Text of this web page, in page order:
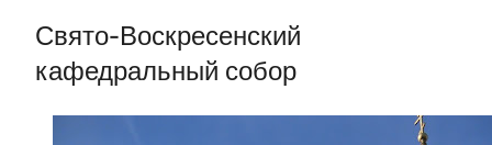
Свято-Воскресенский
кафедральный собор